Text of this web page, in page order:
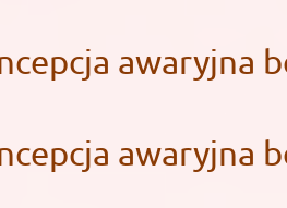
awaryjna
awaryjna